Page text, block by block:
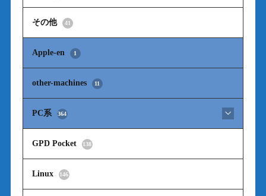
その他 41
Apple-en 1
other-machines 11
PC系 364
GPD Pocket 138
Linux 146